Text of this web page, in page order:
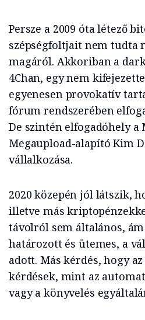
Persze a 2009 óta létező
szépségfoltjait nem tudta
magáról. Akkoriban a
4Chan, egy nem
egyenesen provokatív
fórum rendszerében
De szintén elfogadóhely a
Megaupload-alapító Kim
vállalkozása.
2020 közepén jól látszik,
illetve más
távolról sem általános,
határozott és ütemes, a
adott. Más kérdés, hogy
kérdések, mint az
vagy a könyvelés